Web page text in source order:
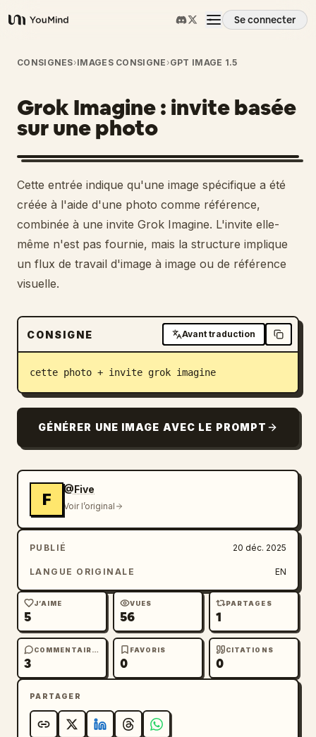
YouMind
Se connecter
Aperçu
Cas d'usage
Compétences
Invites
Tarifs
Télécharger
Blog
Mises à jour
CONSIGNES›IMAGES CONSIGNE ›GPT IMAGE 1.5
Grok Imagine : invite basée
sur une photo
Cette entrée indique qu'une image spécifique a été
créée à l'aide d'une photo comme référence,
combinée à une invite Grok Imagine. L'invite elle-
même n'est pas fournie, mais la structure implique
un flux de travail d'image à image ou de référence
visuelle.
CONSIGNE Avant traduction
cette photo + invite grok imagine
GÉNÉRER UNE IMAGE AVEC LE PROMPT
F
@Five
Voir l’original
PUBLIÉ 20 déc. 2025
LANGUE ORIGINALE EN
J’AIME
5
VUES
56
PARTAGES
1
COMMENTAIRES
3
FAVORIS
0
CITATIONS
0
PARTAGER